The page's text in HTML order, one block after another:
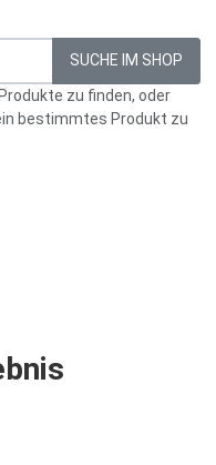
zu finden, oder
bestimmtes Produkt zu